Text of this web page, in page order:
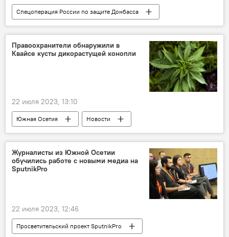
Спецоперация России по защите Донбасса
Россия
СВО
Правоохранители обнаружили в
Квайсе кусты дикорастущей конопли
22 июля 2023, 13:10
Южная Осетия
Новости
Наркотики
Квайса
МВД Южной Осетии
Журналисты из Южной Осетии
обучились работе с новыми медиа на
SputnikPro
22 июля 2023, 12:46
Просветительский проект SputnikPro